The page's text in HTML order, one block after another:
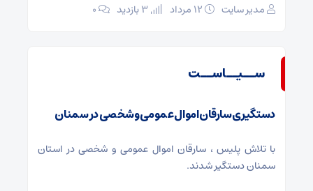
مدیر سایت ۰
ســیــاســت
دستگیری سارقان اموال عمومی و شخصی در سمنان
با تلاش پلیس ، سارقان اموال عمومی و شخصی در استان
سمنان دستگیر شدند.